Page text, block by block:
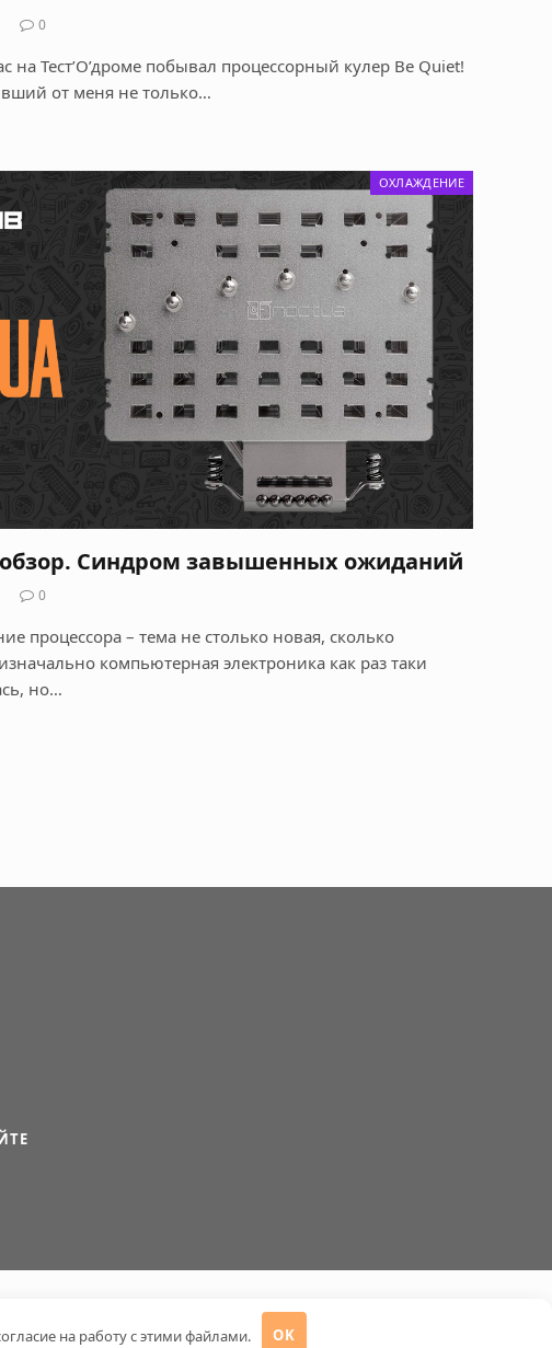
0
на Тест’О’дроме побывал процессорный кулер Be Quiet!
от меня не только…
ОХЛАЖДЕНИЕ
обзор. Синдром завышенных ожиданий
0
процессора – тема не столько новая, сколько
компьютерная электроника как раз таки
но…
на работу с этими файлами. OK